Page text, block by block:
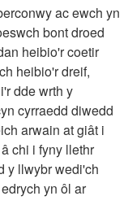
ac ewch yn
bont droed
heibio'r coetir
heibio'r dreif,
dde wrth y
cyrraedd diwedd
arwain at giât i
chi i fyny llethr
y llwybr wedi'ch
yn ôl ar